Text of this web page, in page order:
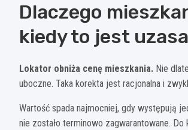
Dlaczego
kiedy to jest
Lokator obniża cenę mieszkania. Nie
uboczne. Taka korekta jest racjonalna i
Wartość spada najmocniej, gdy występują
nie zostało terminowo zagwarantowane.